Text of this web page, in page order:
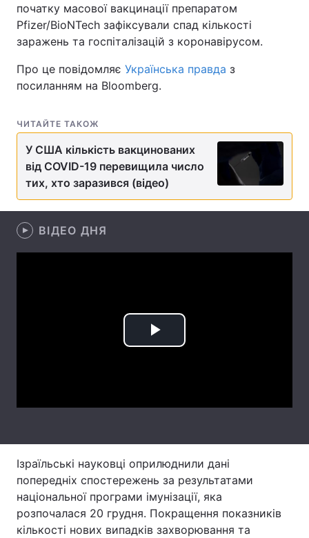
Економіка Світ
Техно і зв'язок
Здоров'я Туризм
Цікавинки
Лонгріди
початку масової вакцинації препаратом
Pfizer/BioNTech зафіксували спад кількості
заражень та госпіталізацій з коронавірусом.
Про це повідомляє Українська правда з
посиланням на Bloomberg.
ЧИТАЙТЕ ТАКОЖ
У США кількість вакцинованих
від COVID-19 перевищила число
тих, хто заразився (відео)
ВІДЕО ДНЯ
Play
Ізраїльські науковці оприлюднили дані
попередніх спостережень за результатами
національної програми імунізації, яка
розпочалася 20 грудня. Покращення показників
кількості нових випадків захворювання та